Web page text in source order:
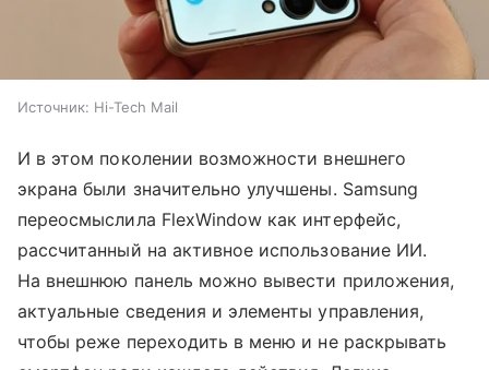
Источник: Hi-Tech Mail
И в этом поколении возможности внешнего
экрана были значительно улучшены. Samsung
переосмыслила FlexWindow как интерфейс,
рассчитанный на активное использование ИИ.
На внешнюю панель можно вывести приложения,
актуальные сведения и элементы управления,
чтобы реже переходить в меню и не раскрывать